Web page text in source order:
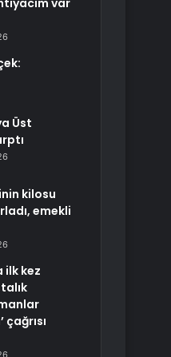
var
Üst
kilosu
emekli
ilk kez
çağrısı